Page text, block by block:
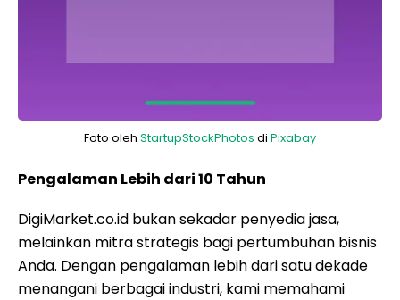
Foto oleh StartupStockPhotos di Pixabay
Pengalaman Lebih dari 10 Tahun
DigiMarket.co.id bukan sekadar penyedia jasa,
melainkan mitra strategis bagi pertumbuhan bisnis
Anda. Dengan pengalaman lebih dari satu dekade
menangani berbagai industri, kami memahami